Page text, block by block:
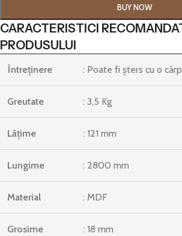
BUY NOW
CARACTERISTICI
PRODUSULUI
Întreținere : Poate fi șters cu o
Greutate : 3,5 Kg
Lățime : 121 mm
Lungime : 2800 mm
Material : MDF
Grosime : 18 mm